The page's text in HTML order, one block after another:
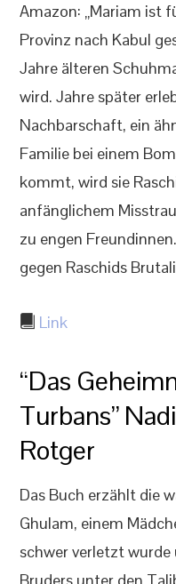
Amazon: „Mariam ist
Provinz nach Kabul
Jahre älteren
wird. Jahre später
Nachbarschaft, ein
Familie bei einem
kommt, wird sie
anfänglichem
zu engen
gegen Raschids
Link
“Das
Turbans”
Rotger
Das Buch erzählt die
Ghulam, einem
schwer verletzt